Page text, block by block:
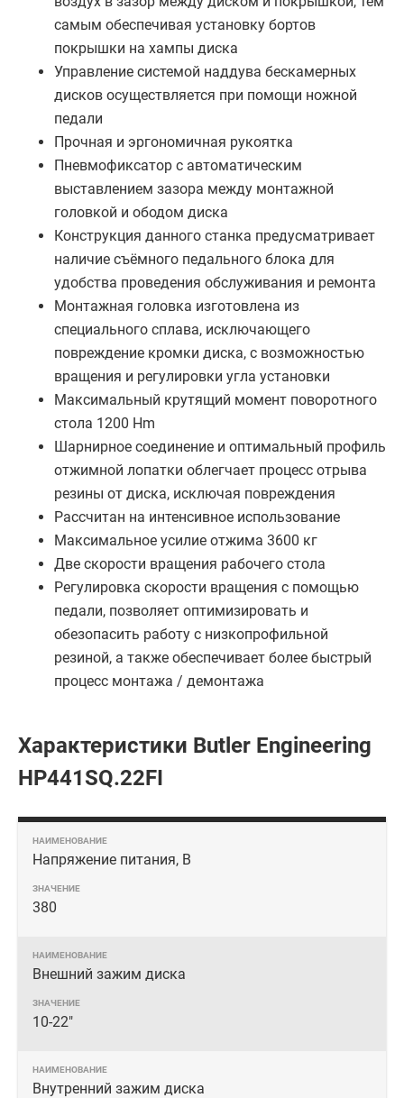
самым обеспечивая установку бортов
покрышки на хампы диска
Управление системой наддува бескамерных
дисков осуществляется при помощи ножной
педали
Прочная и эргономичная рукоятка
Пневмофиксатор с автоматическим
выставлением зазора между монтажной
головкой и ободом диска
Конструкция данного станка предусматривает
наличие съёмного педального блока для
удобства проведения обслуживания и ремонта
Монтажная головка изготовлена из
специального сплава, исключающего
повреждение кромки диска, с возможностью
вращения и регулировки угла установки
Максимальный крутящий момент поворотного
стола 1200 Hm
Шарнирное соединение и оптимальный профиль
отжимной лопатки облегчает процесс отрыва
резины от диска, исключая повреждения
Рассчитан на интенсивное использование
Максимальное усилие отжима 3600 кг
Две скорости вращения рабочего стола
Регулировка скорости вращения с помощью
педали, позволяет оптимизировать и
обезопасить работу с низкопрофильной
резиной, а также обеспечивает более быстрый
процесс монтажа / демонтажа
Характеристики Butler Engineering
HP441SQ.22FI
Напряжение питания, В
380
Внешний зажим диска
10-22"
Внутренний зажим диска